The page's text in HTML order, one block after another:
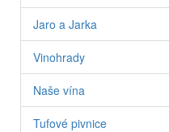
Jaro a Jarka
Vinohrady
Naše vína
Tufové pivnice